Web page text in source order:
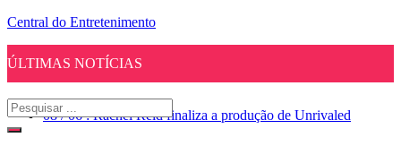
Central do Entretenimento
ÚLTIMAS NOTÍCIAS
08 / 06 : Rachel Reid finaliza a produção de Unrivaled